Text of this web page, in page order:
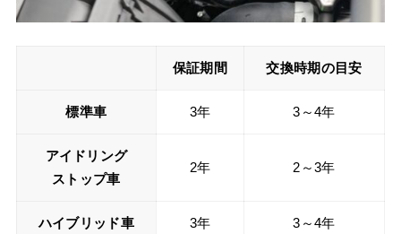
保証期間 交換時期の目安
標準車 3年 3～4年
アイドリング
ストップ車
2年 2～3年
ハイブリッド車 3年 3～4年